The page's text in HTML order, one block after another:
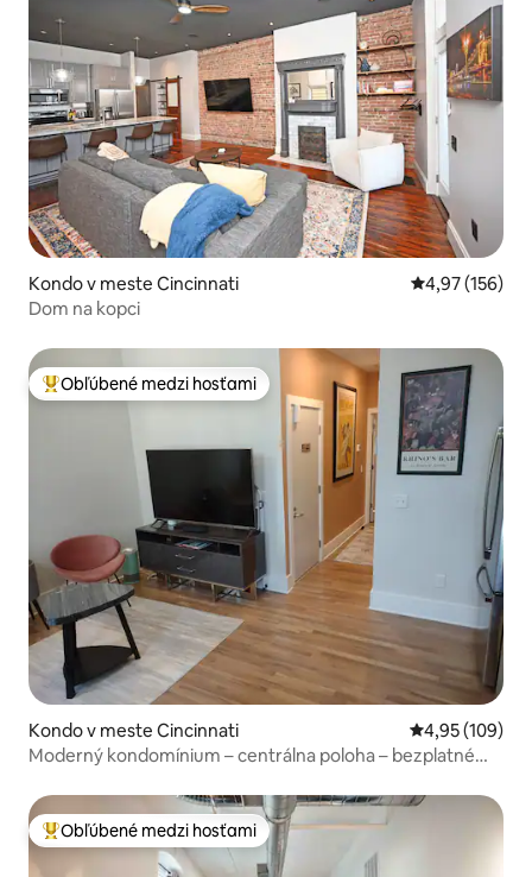
Kondo v meste Cincinnati Priemerné
4,97 (156)
Dom na kopci
Najobľúbenejšie medzi hosťami
Obľúbené medzi hosťami
Kondo v meste Cincinnati Priemerné
4,95 (109)
Moderný kondomínium – centrálna poloha – bezplatné
Najobľúbenejšie medzi hosťami
Obľúbené medzi hosťami